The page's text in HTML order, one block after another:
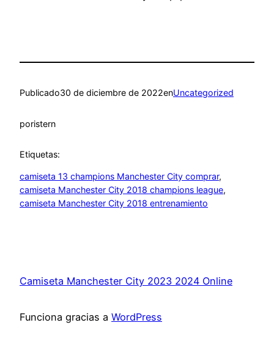
Publicado30 de diciembre de 2022enUncategorized
poristern
Etiquetas:
camiseta 13 champions Manchester City comprar
camiseta Manchester City 2018 champions league
camiseta Manchester City 2018 entrenamiento
Camiseta Manchester City 2023 2024 Online
Funciona gracias a WordPress